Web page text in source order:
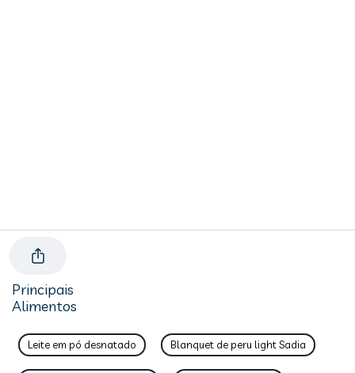
Principais
Alimentos
Leite em pó desnatado Blanquet de peru light Sadia